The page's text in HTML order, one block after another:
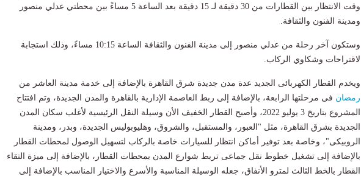
وقت الانتظار بين القطارات من 30 دقيقة لـ 15 دقيقة بعد الساعة 5 مساءً بين محطتي عدلي منصور
ومدينة الفنون والثقافة.
وستكون آخر رحلة من عدلي منصور إلى مدينة الفنون والثقافة الساعة 10:15 مساءً، وذلك استجابة
لاقتراحات وشكاوي الركاب.
ويخدم القطار الكهربائى الجديد عدة مدن جديدة شرق القاهرة بالإضافة إلى خدمة مدينة العاشر من
رمضان فى مرحلتها الرابعة، بالإضافة إلى ربط العاصمة الإدارية بالقاهرة والمدن الجديدة، وتم افتتاح
المشروع بتاريخ 3 يوليو 2022، وأصبح القطار الخفيف الأن وسيلة النقل الرئيسية لأغلب سكان المدن
الجديدة بشرق القاهرة، مثل "العبور، والمستقبل، والشروق، وهليوبوليس الجديدة، وبدر، ومدينة
الروبيكى"، وخاصة بعد توفير أماكن انتظار للسيارات خاصة بالركاب لتسهيل الوصول لمحطات القطار
بالإضافة إلى تشغيل خطوط نقل جماعى تربط شوارع المدن بمحطات القطار، بالإضافة إلى ميزة التقاء
القطار بالخط الثالث لمترو الأنفاق، جعله الوسيلة المناسبة والأسرع والاختيار المناسب بالإضافة إلى